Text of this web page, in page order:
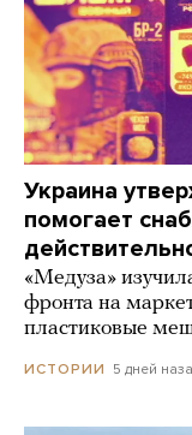
Украина
помогает
«Медуза»
фронта на
пластиковые
ИСТОРИИ 5 дней